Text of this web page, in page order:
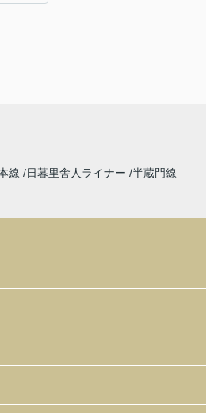
線 日暮里舎人ライナー 半蔵門線